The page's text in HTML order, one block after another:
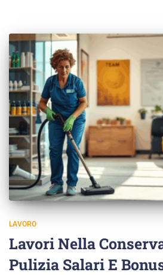
LAVORO
Lavori Nella
Pulizia Salari E